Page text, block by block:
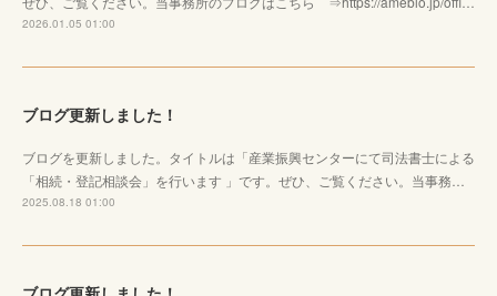
2026.01.05 01:00
ブログ更新しました！
ブログを更新しました。タイトルは「産業振興センターにて司法書士による
「相続・登記相談会」を行います 」です。ぜひ、ご覧ください。当事務…
2025.08.18 01:00